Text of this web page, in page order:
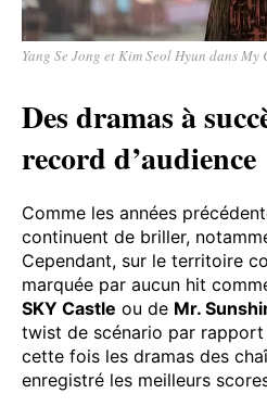
Yang Se Jong et Kim Seol Hyun dans
Des dramas à
record d’audience
Comme les années
continuent de briller,
Cependant, sur le territoire
marquée par aucun hit
SKY Castle ou de Mr.
twist de scénario par rapport
cette fois les dramas des
enregistré les meilleurs